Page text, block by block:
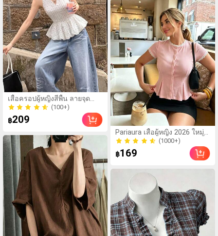
เสื้อครอปผู้หญิงสีพื้น ลายจุด
ดีไซน์ฤดูร้อน คอคล้องคอ เปิด
หลัง ชายระบาย รัดเอว แขนกุด
สีขาว สไตล์ Vacationcore
(100+)
100+ ขายแล้ว
(100+)
100+ ขายแล้ว
฿209
Pariaura เสื้อผู้หญิง 2026 ใหม่
มาถึงสีขาวถักลายลูกไม้แขนสั้น
กระดุมหน้าเสื้อเพพลัม - เสื้อเบ
ลาส์ฤดูร้อนที่ยืดหยุ่นสูงเข้ารูป
วัน
(1000+)
100+ ขายแล้ว
(1000+)
100+ ขายแล้ว
฿169